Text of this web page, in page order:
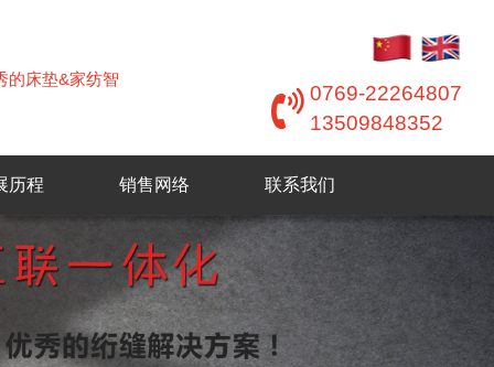
的床垫&家纺智
0769-22264807
13509848352
历程 销售网络 联系我们